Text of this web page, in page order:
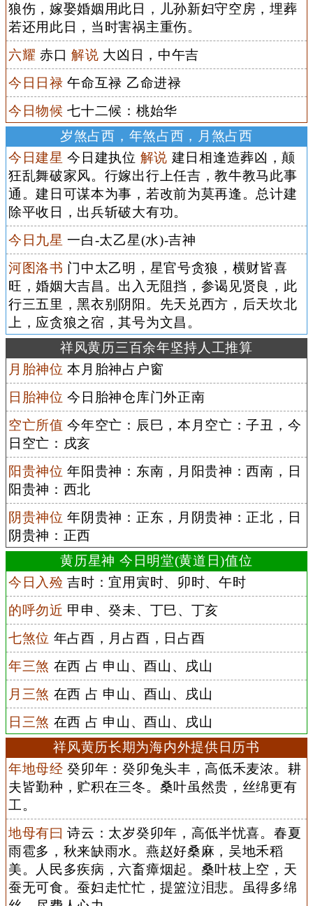
狼伤，嫁娶婚姻用此日，儿孙新妇守空房，埋葬
若还用此日，当时害祸主重伤。
六耀 赤口解说 大凶日，中午吉
今日日禄 午命互禄 乙命进禄
今日物候 七十二候：桃始华
岁煞占西，年煞占西，月煞占西
今日建星 今日建执位 解说 建日相逢造葬凶，颠
狂乱舞破家风。行嫁出行上任吉，教牛教马此事
通。建日可谋本为事，若改前为莫再逢。总计建
除平收日，出兵斩破大有功。
今日九星 一白-太乙星(水)-吉神
河图洛书 门中太乙明，星官号贪狼，横财皆喜
旺，婚姻大吉昌。出入无阻挡，参谒见贤良，此
行三五里，黑衣别阴阳。先天兑西方，后天坎北
上，应贪狼之宿，其号为文昌。
祥风黄历三百余年坚持人工推算
月胎神位 本月胎神占户窗
日胎神位 今日胎神仓库门外正南
空亡所值 今年空亡：辰巳，本月空亡：子丑，今
日空亡：戌亥
阳贵神位 年阳贵神：东南，月阳贵神：西南，日
阳贵神：西北
阴贵神位 年阴贵神：正东，月阴贵神：正北，日
阴贵神：正西
黄历星神 今日明堂(黄道日)值位
今日入殓 吉时：宜用寅时、卯时、午时
的呼勿近 甲申、癸未、丁巳、丁亥
七煞位 年占酉，月占酉，日占酉
年三煞 在西 占 申山、酉山、戌山
月三煞 在西 占 申山、酉山、戌山
日三煞 在西 占 申山、酉山、戌山
祥风黄历长期为海内外提供日历书
年地母经 癸卯年：癸卯兔头丰，高低禾麦浓。耕
夫皆勤种，贮积在三冬。桑叶虽然贵，丝绵更有
工。
地母有曰 诗云：太岁癸卯年，高低半忧喜。春夏
雨雹多，秋来缺雨水。燕赵好桑麻，吴地禾稻
美。人民多疾病，六畜瘴烟起。桑叶枝上空，天
蚕无可食。蚕妇走忙忙，提篮泣泪悲。虽得多绵